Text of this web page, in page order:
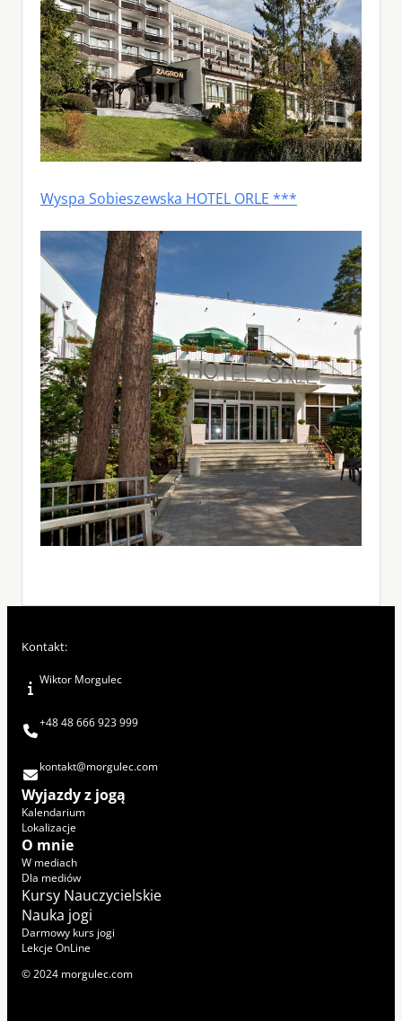
Wyspa Sobieszewska HOTEL ORLE ***
Kontakt:
Wiktor Morgulec
+48 48 666 923 999
kontakt@morgulec.com
Wyjazdy z jogą
Kalendarium
Lokalizacje
O mnie
W mediach
Dla mediów
Kursy Nauczycielskie
Nauka jogi
Darmowy kurs jogi
Lekcje OnLine
© 2024 morgulec.com